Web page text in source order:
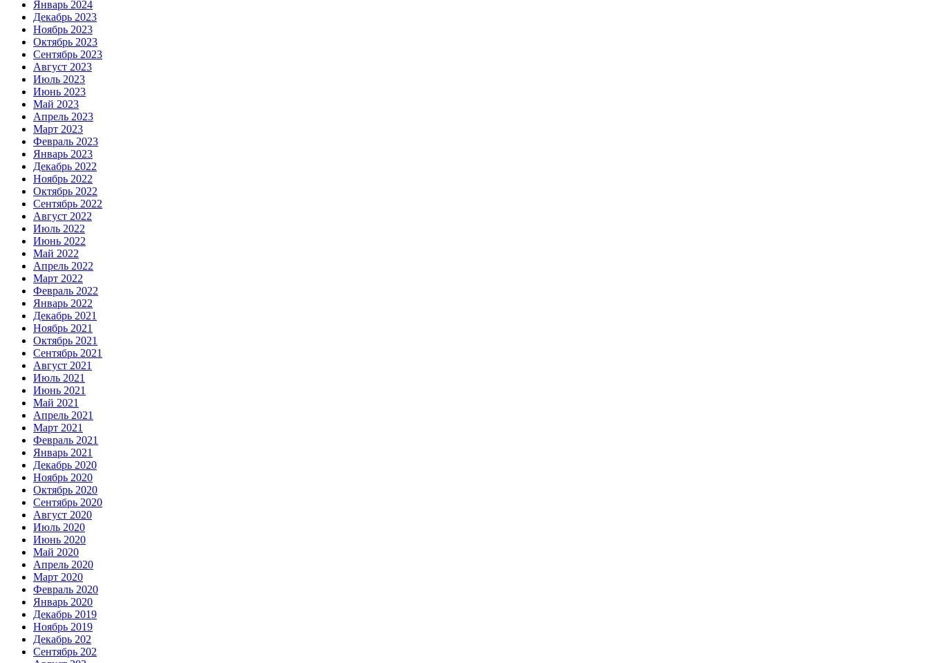
Январь 2024
Декабрь 2023
Ноябрь 2023
Октябрь 2023
Сентябрь 2023
Август 2023
Июль 2023
Июнь 2023
Май 2023
Апрель 2023
Март 2023
Февраль 2023
Январь 2023
Декабрь 2022
Ноябрь 2022
Октябрь 2022
Сентябрь 2022
Август 2022
Июль 2022
Июнь 2022
Май 2022
Апрель 2022
Март 2022
Февраль 2022
Январь 2022
Декабрь 2021
Ноябрь 2021
Октябрь 2021
Сентябрь 2021
Август 2021
Июль 2021
Июнь 2021
Май 2021
Апрель 2021
Март 2021
Февраль 2021
Январь 2021
Декабрь 2020
Ноябрь 2020
Октябрь 2020
Сентябрь 2020
Август 2020
Июль 2020
Июнь 2020
Май 2020
Апрель 2020
Март 2020
Февраль 2020
Январь 2020
Декабрь 2019
Ноябрь 2019
Декабрь 202
Сентябрь 202